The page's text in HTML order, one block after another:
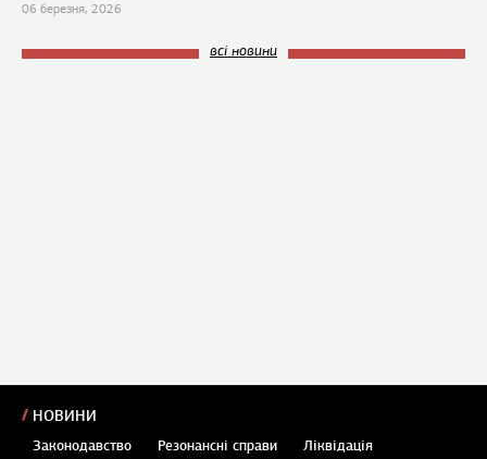
06 березня, 2026
всі новини
НОВИНИ
Законодавство Резонансні справи
Ліквідація